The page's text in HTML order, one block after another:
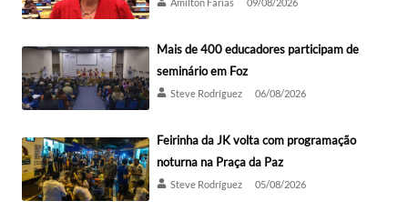
Amilton Farias 09/08/2026
Mais de 400 educadores participam de
seminário em Foz
Steve Rodríguez 06/08/2026
Feirinha da JK volta com programação
noturna na Praça da Paz
Steve Rodríguez 05/08/2026